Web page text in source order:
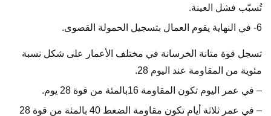
تُسبّب فشل العينة.
6- في النهاية يقوم العمال بتسجيل الحمولة القصوى.
تسجل قوة متانة الخرسانة في مختلف الأعمار على شكل نسبة
مئوية من المقاومة عند اليوم 28.
– في عمر اليوم تكون المقاومة 16بالمئة من قوة 28 يوم.
– في عمر ثلاثة أيام تكون مقاومة الضغط 40 بالمئة من قوة 28